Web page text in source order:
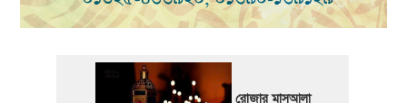
রোজার মাসআলা